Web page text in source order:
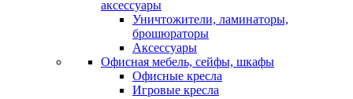
аксессуары
Уничтожители, ламинаторы,
брошюраторы
Аксессуары
Офисная мебель, сейфы, шкафы
Офисные кресла
Игровые кресла